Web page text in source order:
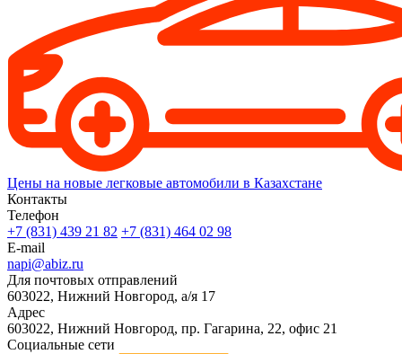
Цены на новые легковые автомобили в Казахстане
Контакты
Телефон
+7 (831) 439 21 82 +7 (831) 464 02 98
E-mail
napi@abiz.ru
Для почтовых отправлений
603022, Нижний Новгород, а/я 17
Адрес
603022, Нижний Новгород, пр. Гагарина, 22, офис 21
Социальные сети